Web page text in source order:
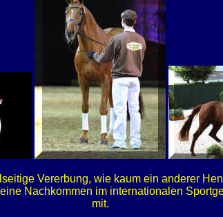
Vererbung, wie kaum ein anderer
Nachkommen im internationalen
mit.